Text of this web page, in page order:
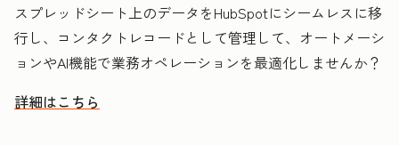
スプレッドシート上のデータをHubSpotにシームレスに移
行し、コンタクトレコードとして管理して、オートメーシ
ョンやAI機能で業務オペレーションを最適化しませんか？
詳細はこちら
HubSpotを活用してデータを整理し顧客理解を促進する方法